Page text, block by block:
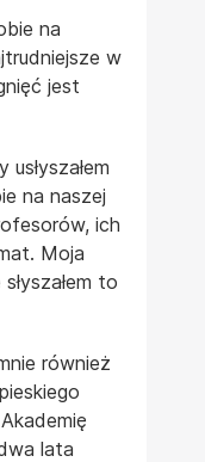
na
w
jest
na naszej
ich
Moja
to
również
lata